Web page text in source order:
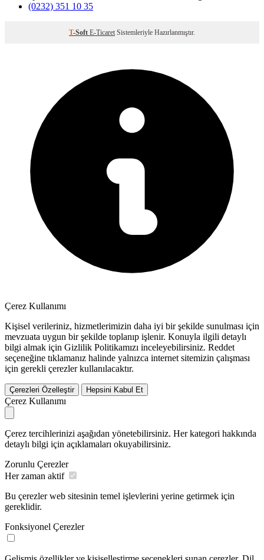
(0232) 351 10 35
T-Soft E-Ticaret Sistemleriyle Hazırlanmıştır.
Çerez Kullanımı
Kişisel verileriniz, hizmetlerimizin daha iyi bir şekilde sunulması için
mevzuata uygun bir şekilde toplanıp işlenir. Konuyla ilgili detaylı
bilgi almak için Gizlilik Politikamızı inceleyebilirsiniz. Reddet
seçeneğine tıklamanız halinde yalnızca internet sitemizin çalışması
için gerekli çerezler kullanılacaktır.
Çerezleri Özelleştir Hepsini Kabul Et
Çerez Kullanımı
Çerez tercihlerinizi aşağıdan yönetebilirsiniz. Her kategori hakkında
detaylı bilgi için açıklamaları okuyabilirsiniz.
Zorunlu Çerezler
Her zaman aktif
Bu çerezler web sitesinin temel işlevlerini yerine getirmek için
gereklidir.
Fonksiyonel Çerezler